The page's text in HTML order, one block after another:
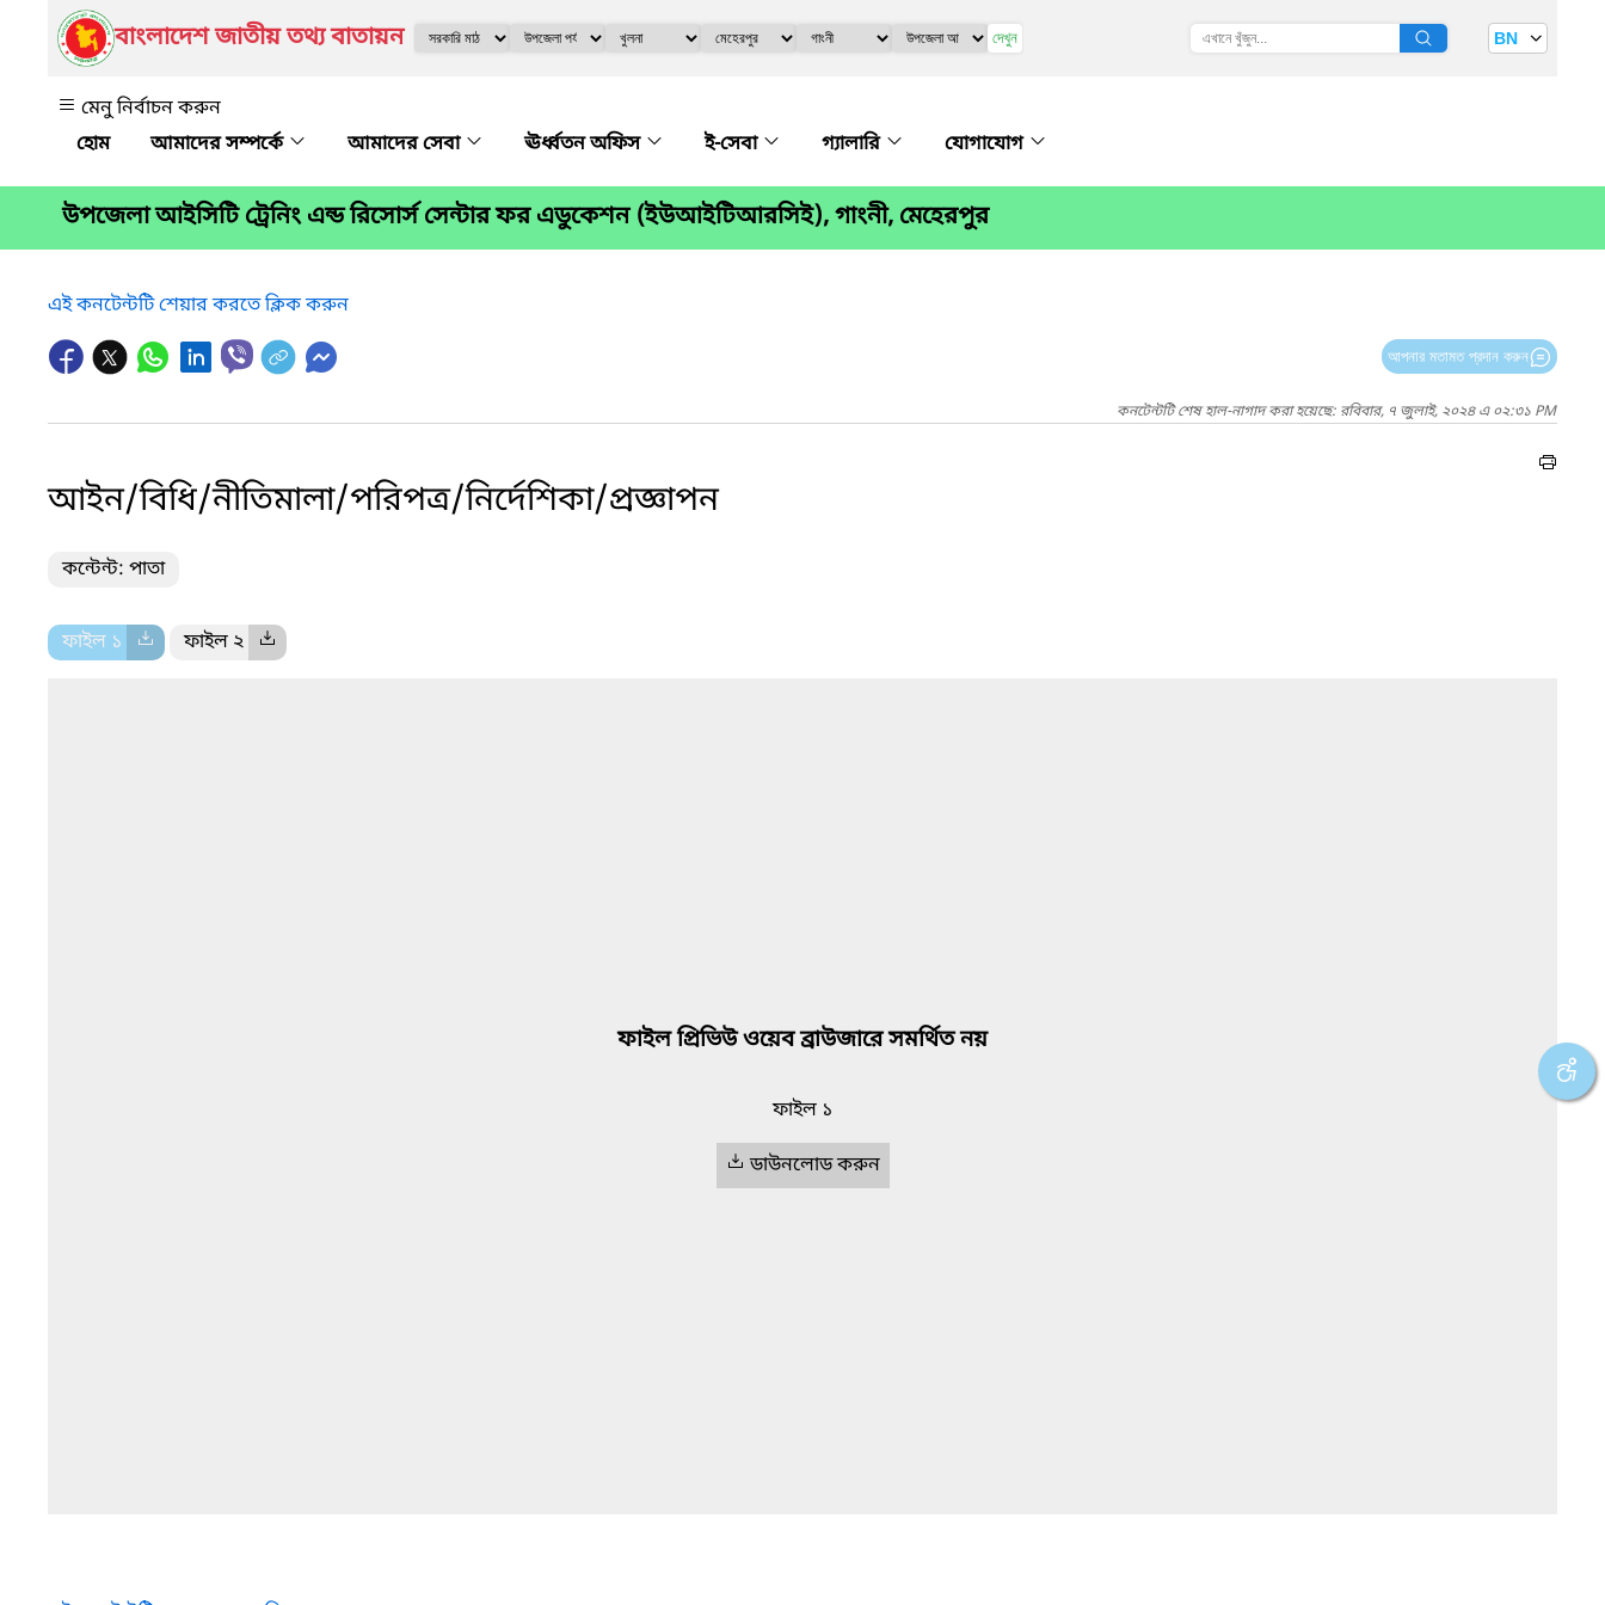
বাংলাদেশ জাতীয় তথ্য বাতায়ন দেখুন BN
মেনু নির্বাচন করুন
আমাদের সম্পর্কে
আমাদের সেবা ঊর্ধ্বতন অফিস ই-সেবা গ্যালারি যোগাযোগ
উপজেলা আইসিটি ট্রেনিং এন্ড রিসোর্স সেন্টার ফর এডুকেশন (ইউআইটিআরসিই), গাংনী, মেহেরপুর
এই কনটেন্টটি শেয়ার করতে ক্লিক করুন
আপনার মতামত প্রদান করুন
কনটেন্টটি শেষ হাল-নাগাদ করা হয়েছে: রবিবার, ৭ জুলাই, ২০২৪ এ ০২:৩১ PM
আইন/বিধি/নীতিমালা/পরিপত্র/নির্দেশিকা/প্রজ্ঞাপন
কন্টেন্ট: পাতা
ফাইল ১ ফাইল ২
ফাইল প্রিভিউ ওয়েব ব্রাউজারে সমর্থিত নয়
ফাইল ১
ডাউনলোড করুন